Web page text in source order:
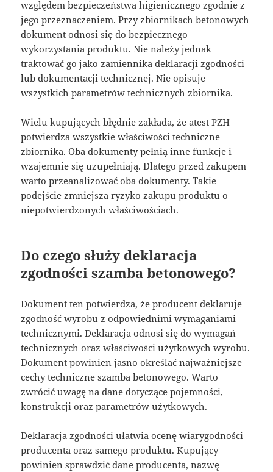
względem bezpieczeństwa higienicznego zgodnie z
jego przeznaczeniem. Przy zbiornikach betonowych
dokument odnosi się do bezpiecznego
wykorzystania produktu. Nie należy jednak
traktować go jako zamiennika deklaracji zgodności
lub dokumentacji technicznej. Nie opisuje
wszystkich parametrów technicznych zbiornika.
Wielu kupujących błędnie zakłada, że atest PZH
potwierdza wszystkie właściwości techniczne
zbiornika. Oba dokumenty pełnią inne funkcje i
wzajemnie się uzupełniają. Dlatego przed zakupem
warto przeanalizować oba dokumenty. Takie
podejście zmniejsza ryzyko zakupu produktu o
niepotwierdzonych właściwościach.
Do czego służy deklaracja
zgodności szamba betonowego?
Dokument ten potwierdza, że producent deklaruje
zgodność wyrobu z odpowiednimi wymaganiami
technicznymi. Deklaracja odnosi się do wymagań
technicznych oraz właściwości użytkowych wyrobu.
Dokument powinien jasno określać najważniejsze
cechy techniczne szamba betonowego. Warto
zwrócić uwagę na dane dotyczące pojemności,
konstrukcji oraz parametrów użytkowych.
Deklaracja zgodności ułatwia ocenę wiarygodności
producenta oraz samego produktu. Kupujący
powinien sprawdzić dane producenta, nazwę